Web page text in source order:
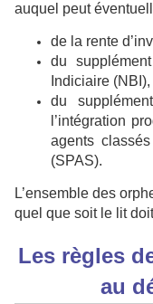
auquel peut
de la rente
du
Indiciaire (NBI),
du
l’intégration
agents
(SPAS).
L’ensemble des
quel que soit le lit
Les règles
au